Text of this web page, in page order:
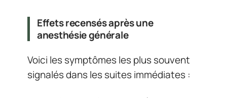
Effets recensés après une
anesthésie générale
Voici les symptômes les plus souvent
signalés dans les suites immédiates :